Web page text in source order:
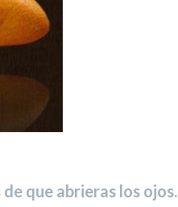
que abrieras los ojos.